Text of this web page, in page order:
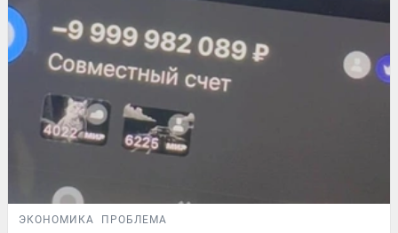
ЭКОНОМИКА ПРОБЛЕМА